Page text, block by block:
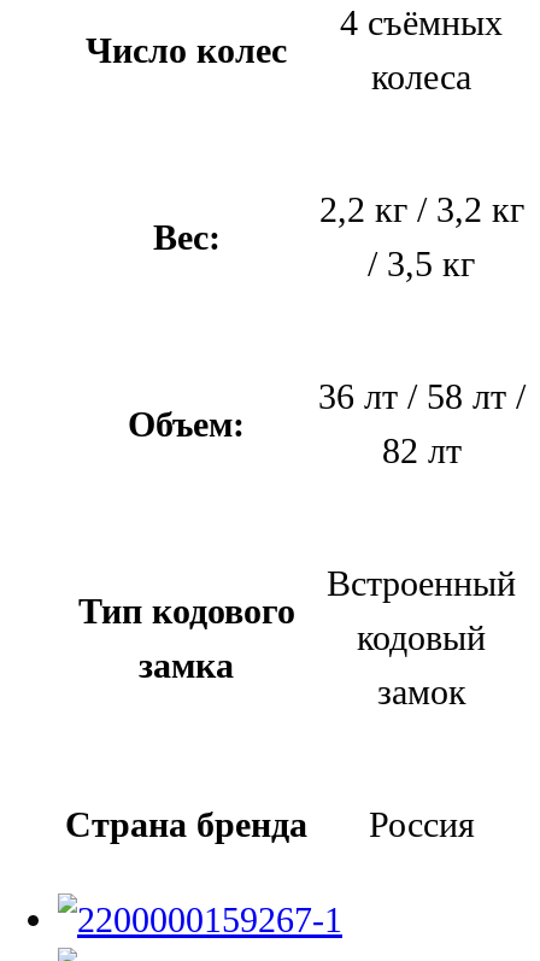
Число колес
4 съёмных
колеса
Вес:
2,2 кг / 3,2 кг
/ 3,5 кг
Объем:
36 лт / 58 лт /
82 лт
Тип кодового
замка
Встроенный
кодовый
замок
Страна бренда Россия